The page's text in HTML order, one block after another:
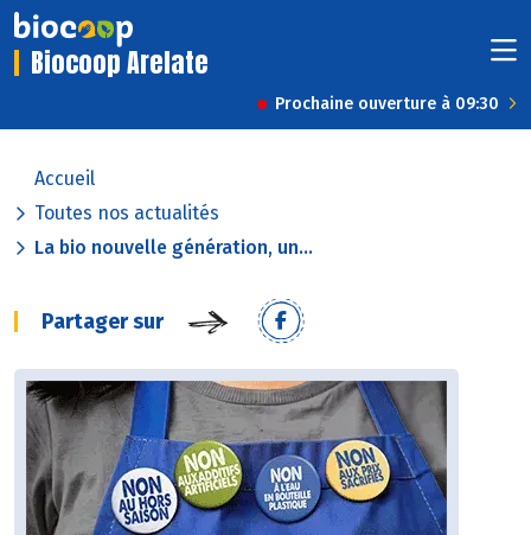
Biocoop Arelate
Prochaine ouverture à 09:30
Accueil
Toutes nos actualités
La bio nouvelle génération, un...
Partager sur